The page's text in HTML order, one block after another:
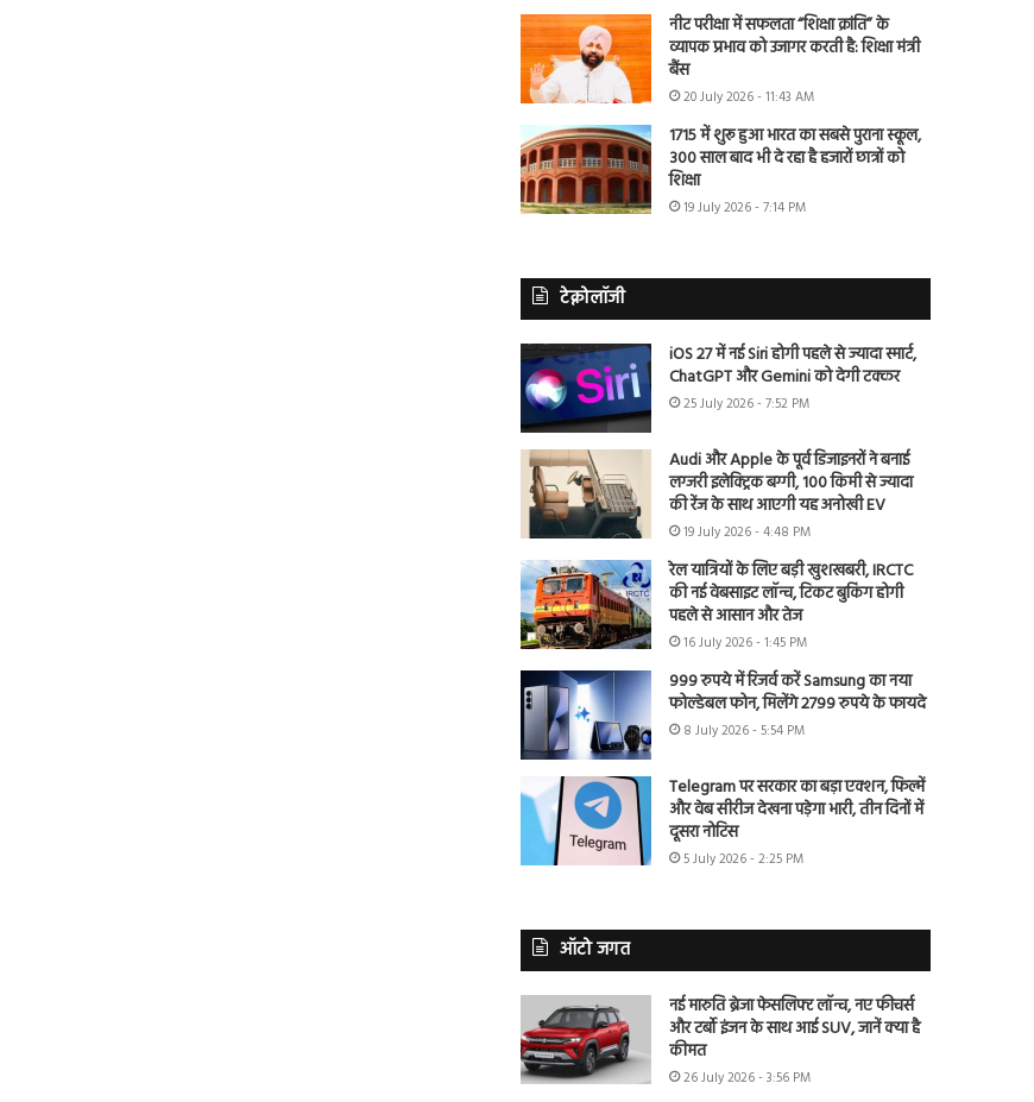
नीट परीक्षा में सफलता “शिक्षा क्रांति” के
व्यापक प्रभाव को उजागर करती है: शिक्षा मंत्री
बैंस
20 July 2026 - 11:43 AM
1715 में शुरू हुआ भारत का सबसे पुराना स्कूल,
300 साल बाद भी दे रहा है हजारों छात्रों को
शिक्षा
19 July 2026 - 7:14 PM
टेक्नोलॉजी
iOS 27 में नई Siri होगी पहले से ज्यादा स्मार्ट,
ChatGPT और Gemini को देगी टक्कर
25 July 2026 - 7:52 PM
Audi और Apple के पूर्व डिजाइनरों ने बनाई
लग्जरी इलेक्ट्रिक बग्गी, 100 किमी से ज्यादा
की रेंज के साथ आएगी यह अनोखी EV
19 July 2026 - 4:48 PM
रेल यात्रियों के लिए बड़ी खुशखबरी, IRCTC
की नई वेबसाइट लॉन्च, टिकट बुकिंग होगी
पहले से आसान और तेज
16 July 2026 - 1:45 PM
999 रुपये में रिजर्व करें Samsung का नया
फोल्डेबल फोन, मिलेंगे 2799 रुपये के फायदे
8 July 2026 - 5:54 PM
Telegram पर सरकार का बड़ा एक्शन, फिल्में
और वेब सीरीज देखना पड़ेगा भारी, तीन दिनों में
दूसरा नोटिस
5 July 2026 - 2:25 PM
ऑटो जगत
नई मारुति ब्रेजा फेसलिफ्ट लॉन्च, नए फीचर्स
और टर्बो इंजन के साथ आई SUV, जानें क्या है
कीमत
26 July 2026 - 3:56 PM